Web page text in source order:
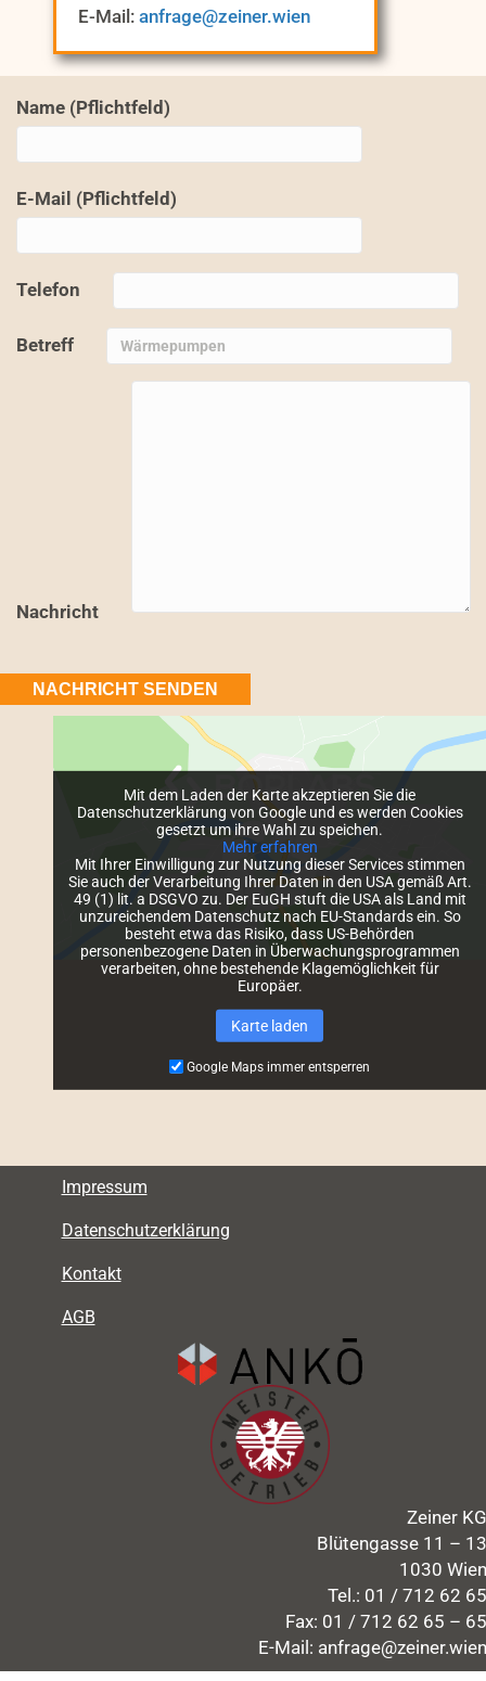
E-Mail: anfrage@zeiner.wien
Name (Pflichtfeld)
E-Mail (Pflichtfeld)
Telefon
Betreff
Nachricht
Mit dem Laden der Karte akzeptieren Sie die
Datenschutzerklärung von Google und es werden Cookies
gesetzt um ihre Wahl zu speichen.
Mehr erfahren
Mit Ihrer Einwilligung zur Nutzung dieser Services stimmen
Sie auch der Verarbeitung Ihrer Daten in den USA gemäß Art.
49 (1) lit. a DSGVO zu. Der EuGH stuft die USA als Land mit
unzureichendem Datenschutz nach EU-Standards ein. So
besteht etwa das Risiko, dass US-Behörden
personenbezogene Daten in Überwachungsprogrammen
verarbeiten, ohne bestehende Klagemöglichkeit für
Europäer.
Karte laden
Google Maps immer entsperren
Impressum
Datenschutzerklärung
Kontakt
AGB
Zeiner KG
Blütengasse 11 – 13
1030 Wien
Tel.: 01 / 712 62 65
Fax: 01 / 712 62 65 – 65
E-Mail: anfrage@zeiner.wien